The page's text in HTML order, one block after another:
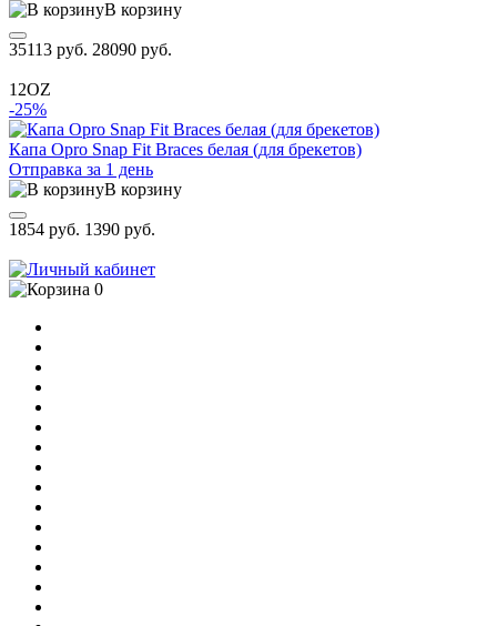
В корзину
35113 руб. 28090 руб.
12OZ
-25%
Капа Opro Snap Fit Braces белая (для брекетов)
Отправка за 1 день
В корзину
1854 руб. 1390 руб.
0